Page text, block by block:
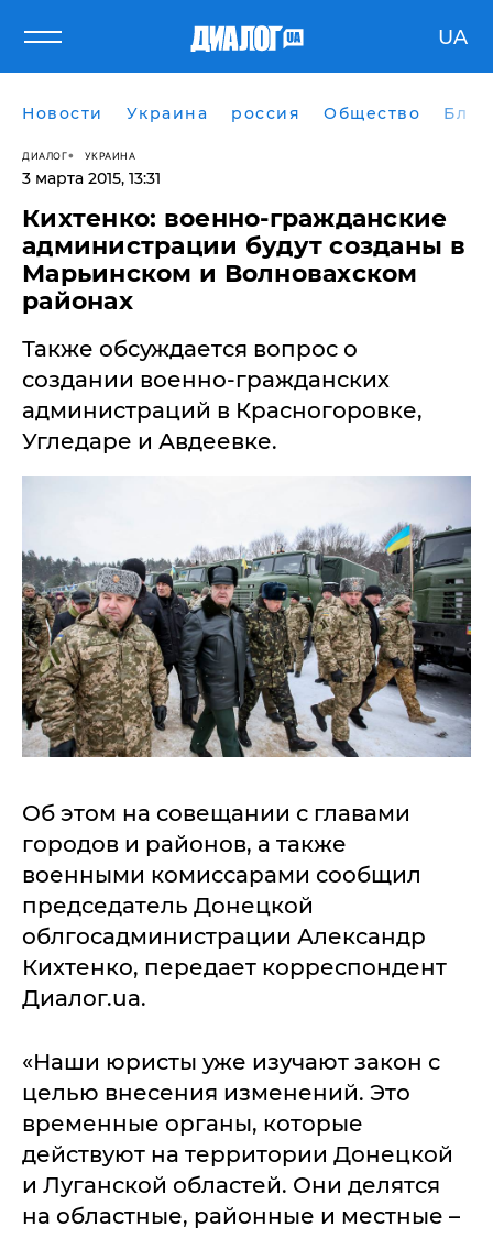
UA
Новости Украина россия Общество
ДИАЛОГ УКРАИНА
3 марта 2015, 13:31
Кихтенко: военно-гражданские
администрации будут созданы в
Марьинском и Волновахском
районах
Также обсуждается вопрос о
создании военно-гражданских
администраций в Красногоровке,
Угледаре и Авдеевке.
Об этом на совещании с главами
городов и районов, а также
военными комиссарами сообщил
председатель Донецкой
облгосадминистрации Александр
Кихтенко, передает корреспондент
Диалог.ua.
«Наши юристы уже изучают закон с
целью внесения изменений. Это
временные органы, которые
действуют на территории Донецкой
и Луганской областей. Они делятся
на областные, районные и местные –